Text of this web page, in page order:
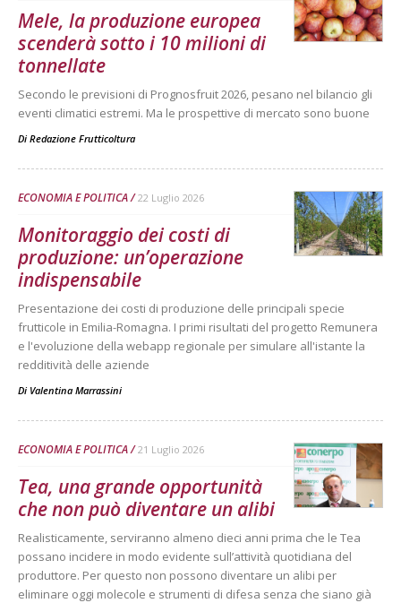
Mele, la produzione europea
scenderà sotto i 10 milioni di
tonnellate
Secondo le previsioni di Prognosfruit 2026, pesano nel bilancio gli
eventi climatici estremi. Ma le prospettive di mercato sono buone
Di Redazione Frutticoltura
ECONOMIA E POLITICA 22 Luglio 2026
Monitoraggio dei costi di
produzione: un’operazione
indispensabile
Presentazione dei costi di produzione delle principali specie
frutticole in Emilia-Romagna. I primi risultati del progetto Remunera
e l'evoluzione della webapp regionale per simulare all'istante la
redditività delle aziende
Di Valentina Marrassini
ECONOMIA E POLITICA 21 Luglio 2026
Tea, una grande opportunità
che non può diventare un alibi
Realisticamente, serviranno almeno dieci anni prima che le Tea
possano incidere in modo evidente sull’attività quotidiana del
produttore. Per questo non possono diventare un alibi per
eliminare oggi molecole e strumenti di difesa senza che siano già